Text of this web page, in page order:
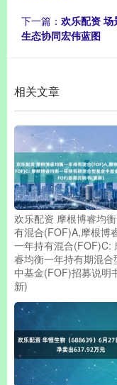
下一篇： 欢乐配资 场
生态协同宏伟蓝图
相关文章
欢乐配资 摩根博睿均
有混合(FOF)A,摩根博
一年持有混合(FOF)C:
睿均衡一年持有期混合
中基金(FOF)招募说明
新)